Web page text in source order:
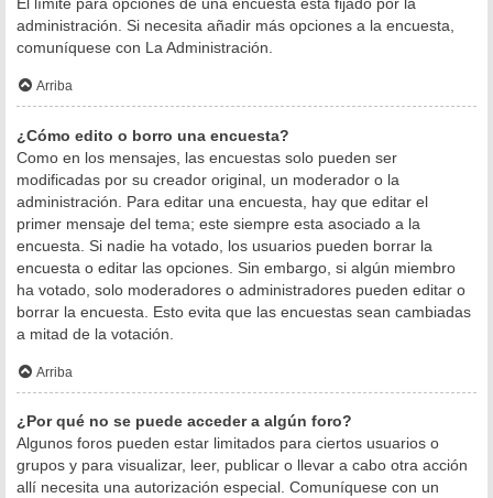
administración. Si necesita añadir más opciones a la encuesta,
comuníquese con La Administración.
Arriba
¿Cómo edito o borro una encuesta?
Como en los mensajes, las encuestas solo pueden ser
modificadas por su creador original, un moderador o la
administración. Para editar una encuesta, hay que editar el
primer mensaje del tema; este siempre esta asociado a la
encuesta. Si nadie ha votado, los usuarios pueden borrar la
encuesta o editar las opciones. Sin embargo, si algún miembro
ha votado, solo moderadores o administradores pueden editar o
borrar la encuesta. Esto evita que las encuestas sean cambiadas
a mitad de la votación.
Arriba
¿Por qué no se puede acceder a algún foro?
Algunos foros pueden estar limitados para ciertos usuarios o
grupos y para visualizar, leer, publicar o llevar a cabo otra acción
allí necesita una autorización especial. Comuníquese con un